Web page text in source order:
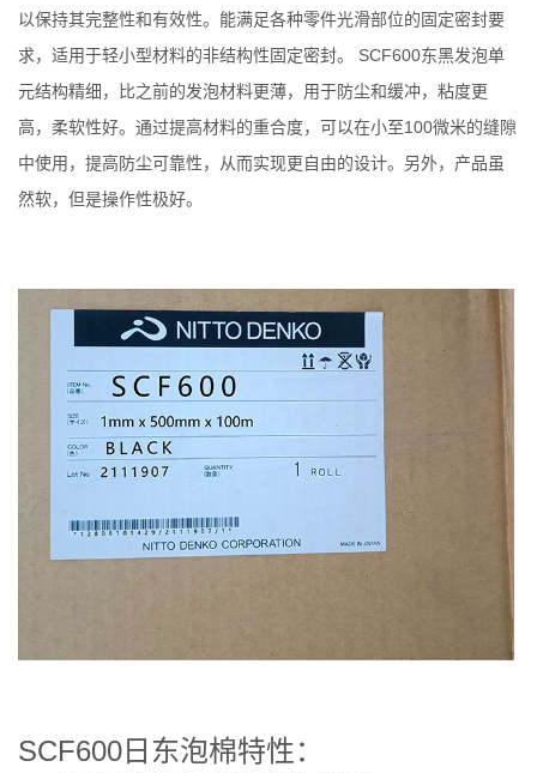
以保持其完整性和有效性。能满足各种零件光滑部位的固定密封要
求，适用于轻小型材料的非结构性固定密封。 SCF600东黑发泡单
元结构精细，比之前的发泡材料更薄，用于防尘和缓冲，粘度更
高，柔软性好。通过提高材料的重合度，可以在小至100微米的缝隙
中使用，提高防尘可靠性，从而实现更自由的设计。另外，产品虽
然软，但是操作性极好。
SCF600日东泡棉特性：